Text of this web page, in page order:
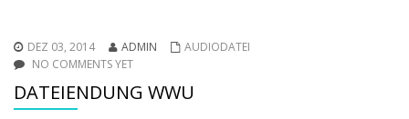
DEZ 03, 2014 ADMIN
AUDIODATEI
NO COMMENTS YET
DATEIENDUNG WWU